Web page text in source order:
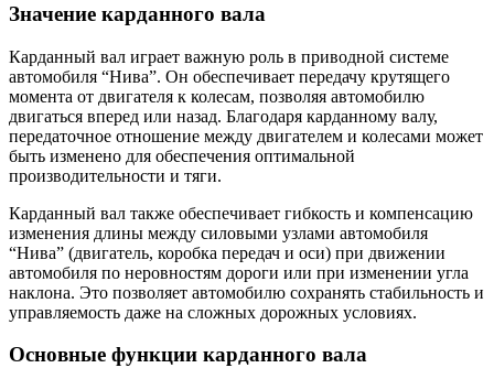
Значение карданного вала
Карданный вал играет важную роль в приводной системе
автомобиля “Нива”. Он обеспечивает передачу крутящего
момента от двигателя к колесам, позволяя автомобилю
двигаться вперед или назад. Благодаря карданному валу,
передаточное отношение между двигателем и колесами может
быть изменено для обеспечения оптимальной
производительности и тяги.
Карданный вал также обеспечивает гибкость и компенсацию
изменения длины между силовыми узлами автомобиля
“Нива” (двигатель, коробка передач и оси) при движении
автомобиля по неровностям дороги или при изменении угла
наклона. Это позволяет автомобилю сохранять стабильность и
управляемость даже на сложных дорожных условиях.
Основные функции карданного вала